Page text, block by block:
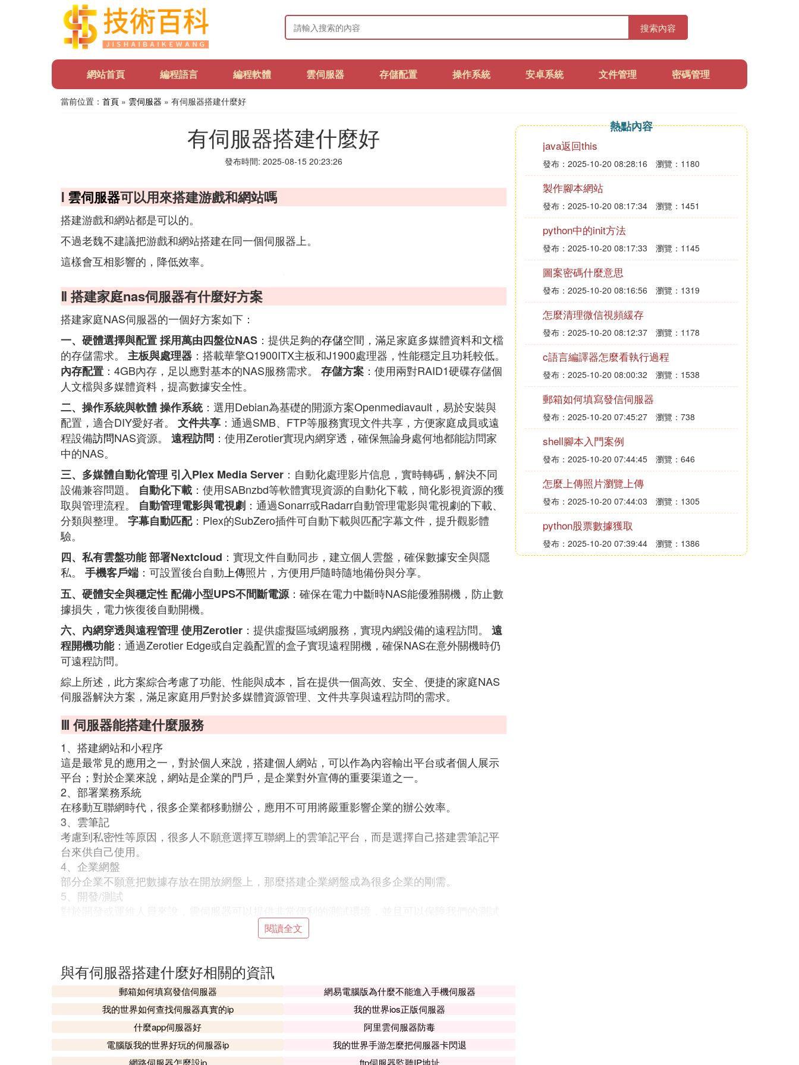
搜索內容
網站首頁 編程語言 編程軟體 雲伺服器 存儲配置 操作系統 安卓系統 文件管理 密碼管理
當前位置： 首頁 » 雲伺服器 » 有伺服器搭建什麼好
有伺服器搭建什麼好
發布時間: 2025-08-15 20:23:26
Ⅰ 雲伺服器可以用來搭建游戲和網站嗎
搭建游戲和網站都是可以的。
不過老魏不建議把游戲和網站搭建在同一個伺服器上。
這樣會互相影響的，降低效率。
Ⅱ 搭建家庭nas伺服器有什麼好方案
搭建家庭NAS伺服器的一個好方案如下：
一、硬體選擇與配置採用萬由四盤位NAS ：提供足夠的存儲空間，滿足家庭多媒體資料和文檔
的存儲需求。 主板與處理器 ：搭載華擎Q1900ITX主板和J1900處理器，性能穩定且功耗較低。
內存配置 ：4GB內存，足以應對基本的NAS服務需求。 存儲方案 ：使用兩對RAID1硬碟存儲個
人文檔與多媒體資料，提高數據安全性。
二、操作系統與軟體操作系統：選用Debian為基礎的開源方案Openmediavault，易於安裝與
配置，適合DIY愛好者。 文件共享 ：通過SMB、FTP等服務實現文件共享，方便家庭成員或遠
程設備訪問NAS資源。 遠程訪問 ：使用Zerotier實現內網穿透，確保無論身處何地都能訪問家
中的NAS。
三、多媒體自動化管理 引入Plex Media Server ：自動化處理影片信息，實時轉碼，解決不同
設備兼容問題。 自動化下載 ：使用SABnzbd等軟體實現資源的自動化下載，簡化影視資源的獲
取與管理流程。 自動管理電影與電視劇 ：通過Sonarr或Radarr自動管理電影與電視劇的下載、
分類與整理。 字幕自動匹配：Plex的SubZero插件可自動下載與匹配字幕文件，提升觀影體
驗。
四、私有雲盤功能部署Nextcloud ：實現文件自動同步，建立個人雲盤，確保數據安全與隱
私。 手機客戶端 ：可設置後台自動 上傳照片，方便用戶隨時隨地備份與分享。
五、硬體安全與穩定性配備小型UPS不間斷電源 ：確保在電力中斷時NAS能優雅關機，防止數
據損失，電力恢復後自動開機。
六、內網穿透與遠程管理 使用Zerotier ：提供虛擬區域網服務，實現內網設備的遠程訪問。 遠
程開機功能：通過Zerotier Edge或自定義配置的盒子實現遠程開機，確保NAS在意外關機時仍
可遠程訪問。
綜上所述，此方案綜合考慮了功能、性能與成本，旨在提供一個高效、安全、便捷的家庭NAS
伺服器解決方案，滿足家庭用戶對於多媒體資源管理、文件共享與遠程訪問的需求。
Ⅲ 伺服器能搭建什麼服務
1、搭建網站和小程序
這是最常見的應用之一，對於個人來說，搭建個人網站，可以作為內容輸出平台或者個人展示
平台；對於企業來說，網站是企業的門戶，是企業對外宣傳的重要渠道之一。
2、部署業務系統
在移動互聯網時代，很多企業都移動辦公，應用不可用將嚴重影響企業的辦公效率。
3、雲筆記
考慮到私密性等原因，很多人不願意選擇互聯網上的雲筆記平台，而是選擇自己搭建雲筆記平
台來供自己使用。
4、企業網盤
部分企業不願意把數據存放在開放網盤上，那麼搭建企業網盤成為很多企業的剛需。
5、開發/測試
系統持續在線，無論在家還是在公司，都不影響測試系統調試。
幾個月前，出於好奇和嘗試，我花費99元購買了一個阿里雲伺服器，原本打算用於個人主頁，
但最終選擇了更簡便的Gitpage，導致伺服器暫時閑置。然而，隨著對AI技術的興趣加深，特別
是大模型在科研領域的應用，我決定重新利用這台伺服器。
我首先部署了一個名為one-api的系統，它是一個功能強大的AI介面管理和分發平台，支持Ope
nAI、Claude、Coze等國際知名大模型，還包括國內的訊飛星火、通義千問等。通過這個平
閱讀全文
與有伺服器搭建什麼好相關的資訊
郵箱如何填寫發信伺服器
網易電腦版為什麼不能進入手機伺服器
我的世界如何查找伺服器真實的ip
我的世界ios正版伺服器
什麼app伺服器好
阿里雲伺服器防毒
電腦版我的世界好玩的伺服器ip
我的世界手游怎麼把伺服器卡閃退
網路伺服器怎麼設ip
ftp伺服器監聽IP地址
熱點內容
java返回this
發布：2025-10-20 08:28:16 瀏覽：1180
製作腳本網站
發布：2025-10-20 08:17:34 瀏覽：1451
python中的init方法
發布：2025-10-20 08:17:33 瀏覽：1145
圖案密碼什麼意思
發布：2025-10-20 08:16:56 瀏覽：1319
怎麼清理微信視頻緩存
發布：2025-10-20 08:12:37 瀏覽：1178
c語言編譯器怎麼看執行過程
發布：2025-10-20 08:00:32 瀏覽：1538
郵箱如何填寫發信伺服器
發布：2025-10-20 07:45:27 瀏覽：738
shell腳本入門案例
發布：2025-10-20 07:44:45 瀏覽：646
怎麼上傳照片瀏覽上傳
發布：2025-10-20 07:44:03 瀏覽：1305
python股票數據獲取
發布：2025-10-20 07:39:44 瀏覽：1386